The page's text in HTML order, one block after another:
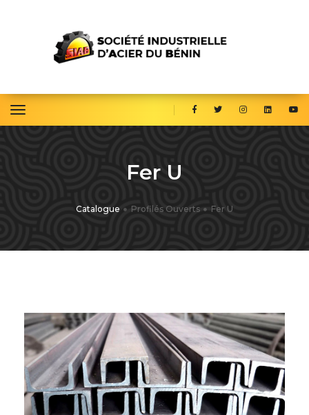
toggle navigation
Fer U
Catalogue Profilés Ouverts Fer U